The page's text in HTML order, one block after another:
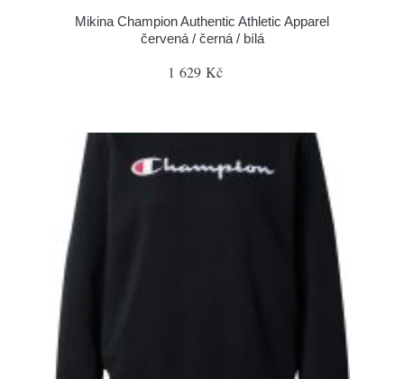
Mikina Champion Authentic Athletic Apparel
červená / černá / bílá
1 629 Kč